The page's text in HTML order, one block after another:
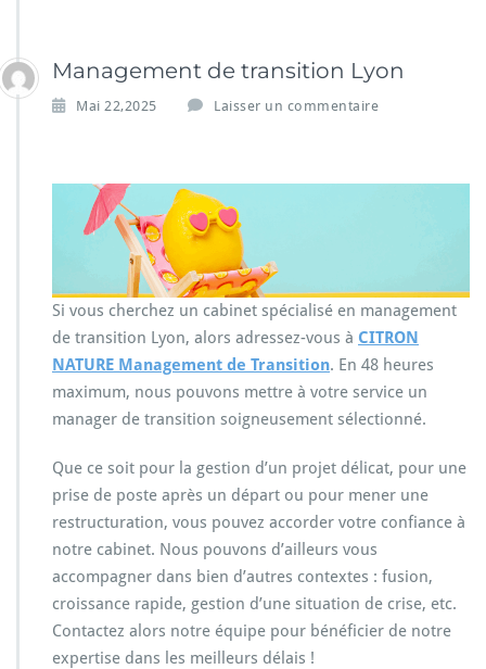
Management de transition Lyon
Mai 22,2025 Laisser un commentaire
Si vous cherchez un cabinet spécialisé en management
de transition Lyon, alors adressez-vous à CITRON
NATURE Management de Transition. En 48 heures
maximum, nous pouvons mettre à votre service un
manager de transition soigneusement sélectionné.
Que ce soit pour la gestion d’un projet délicat, pour une
prise de poste après un départ ou pour mener une
restructuration, vous pouvez accorder votre confiance à
notre cabinet. Nous pouvons d’ailleurs vous
accompagner dans bien d’autres contextes : fusion,
croissance rapide, gestion d’une situation de crise, etc.
Contactez alors notre équipe pour bénéficier de notre
expertise dans les meilleurs délais !